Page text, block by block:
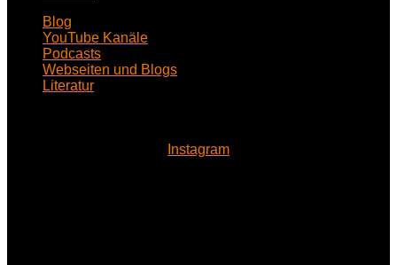
Blog
YouTube Kanäle
Podcasts
Webseiten und Blogs
Literatur
Instagram